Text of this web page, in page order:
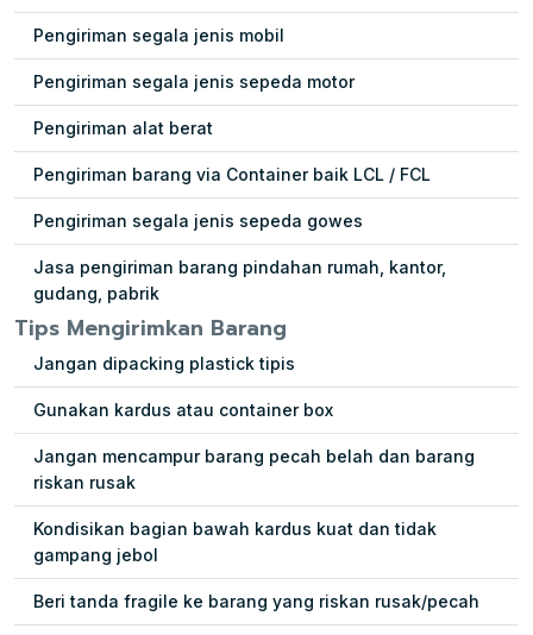
Pengiriman segala jenis mobil
Pengiriman segala jenis sepeda motor
Pengiriman alat berat
Pengiriman barang via Container baik LCL / FCL
Pengiriman segala jenis sepeda gowes
Jasa pengiriman barang pindahan rumah, kantor,
gudang, pabrik
Tips Mengirimkan Barang
Jangan dipacking plastick tipis
Gunakan kardus atau container box
Jangan mencampur barang pecah belah dan barang
riskan rusak
Kondisikan bagian bawah kardus kuat dan tidak
gampang jebol
Beri tanda fragile ke barang yang riskan rusak/pecah